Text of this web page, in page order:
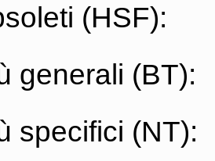
(HSF):
generali (BT):
specifici (NT):